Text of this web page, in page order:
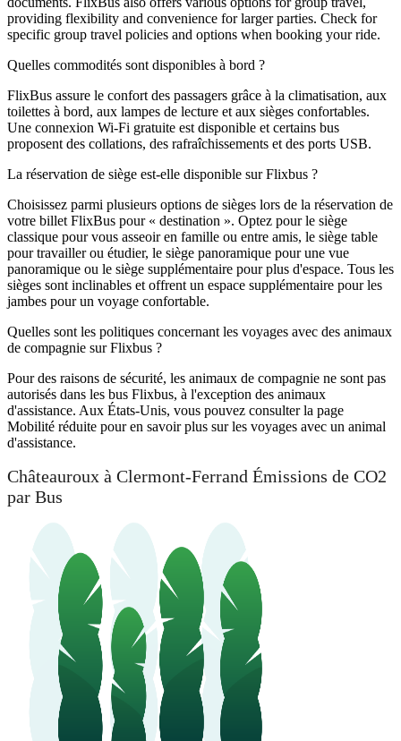
providing flexibility and convenience for larger parties. Check for
specific group travel policies and options when booking your ride.
Quelles commodités sont disponibles à bord ?
FlixBus assure le confort des passagers grâce à la climatisation, aux
toilettes à bord, aux lampes de lecture et aux sièges confortables.
Une connexion Wi-Fi gratuite est disponible et certains bus
proposent des collations, des rafraîchissements et des ports USB.
La réservation de siège est-elle disponible sur Flixbus ?
Choisissez parmi plusieurs options de sièges lors de la réservation de
votre billet FlixBus pour « destination ». Optez pour le siège
classique pour vous asseoir en famille ou entre amis, le siège table
pour travailler ou étudier, le siège panoramique pour une vue
panoramique ou le siège supplémentaire pour plus d'espace. Tous les
sièges sont inclinables et offrent un espace supplémentaire pour les
jambes pour un voyage confortable.
Quelles sont les politiques concernant les voyages avec des animaux
de compagnie sur Flixbus ?
Pour des raisons de sécurité, les animaux de compagnie ne sont pas
autorisés dans les bus Flixbus, à l'exception des animaux
d'assistance. Aux États-Unis, vous pouvez consulter la page
Mobilité réduite pour en savoir plus sur les voyages avec un animal
d'assistance.
Châteauroux à Clermont-Ferrand Émissions de CO2
par Bus